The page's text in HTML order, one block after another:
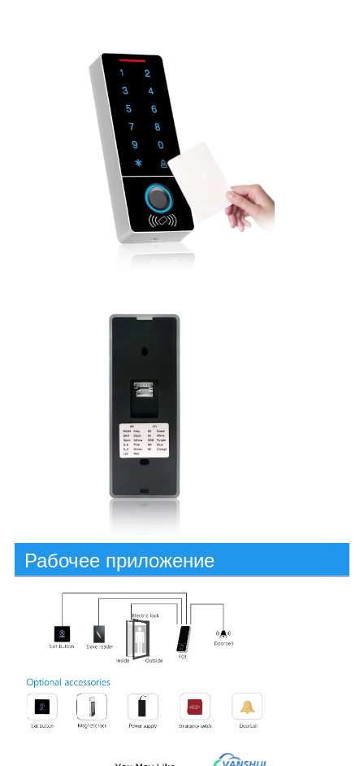
Рабочее приложение